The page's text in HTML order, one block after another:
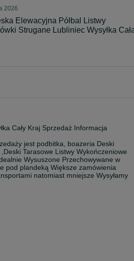
2026
Elewacyjna Półbal Listwy
Strugane Lubliniec Wysyłka
Cały Kraj Sprzedaż Informacja
jest podbitka, boazeria Deski
Tarasowe Listwy Wykończeniowe
Wysuszone Przechowywane w
pod plandeką Większe zamówienia
natomiast mniejsze Wysyłamy
2 , 2,5mb/3mb Idealnie nadaje się na
3m/4m
4 mb dwustronna profil Softline